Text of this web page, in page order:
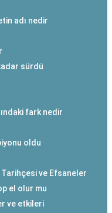
adı nedir
sürdü
fark nedir
oldu
ve Efsaneler
el olur mu
ve etkileri